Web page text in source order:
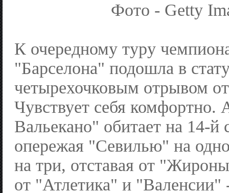
Фото - Getty
К очередному туру
"Барселона" подошла в
четырехочковым отрывом
Чувствует себя комфортно.
Вальекано" обитает на 14-й
опережая "Севилью" на
на три, отставая от
от "Атлетика" и "Валенсии"